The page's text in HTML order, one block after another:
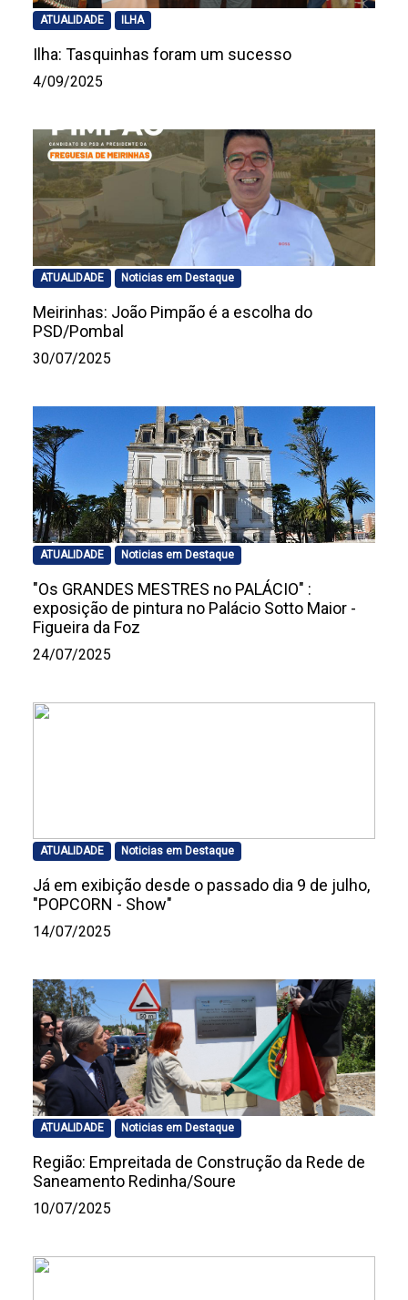
ATUALIDADE ILHA
Ilha: Tasquinhas foram um sucesso
4/09/2025
ATUALIDADE Noticias em Destaque
Meirinhas: João Pimpão é a escolha do
PSD/Pombal
30/07/2025
ATUALIDADE Noticias em Destaque
"Os GRANDES MESTRES no PALÁCIO" :
exposição de pintura no Palácio Sotto Maior -
Figueira da Foz
24/07/2025
ATUALIDADE Noticias em Destaque
Já em exibição desde o passado dia 9 de julho,
"POPCORN - Show"
14/07/2025
ATUALIDADE Noticias em Destaque
Região: Empreitada de Construção da Rede de
Saneamento Redinha/Soure
10/07/2025